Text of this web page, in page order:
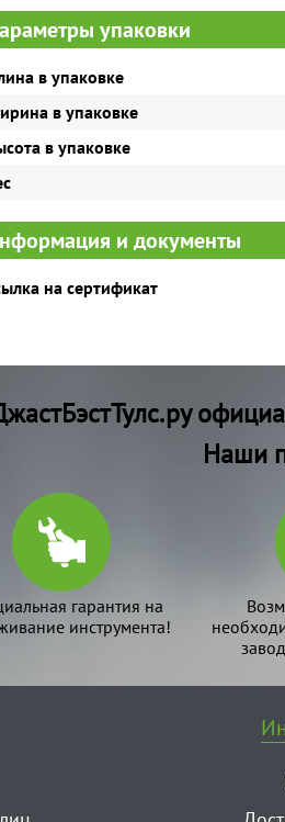
упаковки
в упаковке
в упаковке
в упаковке
и документы
на сертификат
Наши
гарантия на
инструмента!